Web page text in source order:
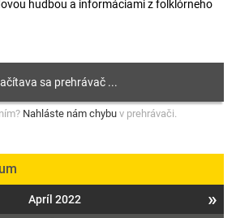
hudbou a informáciami z folklórneho
Nahláste nám chybu v prehrávači.
Apríl 2022 »